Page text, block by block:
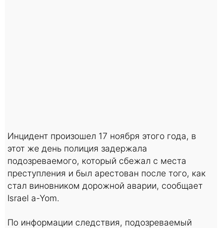
Инцидент произошел 17 ноября этого года, в
этот же день полиция задержала
подозреваемого, который сбежал с места
преступления и был арестован после того, как
стал виновником дорожной аварии, сообщает
Israel a-Yom.
По информации следствия, подозреваемый